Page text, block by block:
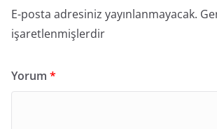
E-posta adresiniz yayınlanmayacak.
işaretlenmişlerdir
Yorum *